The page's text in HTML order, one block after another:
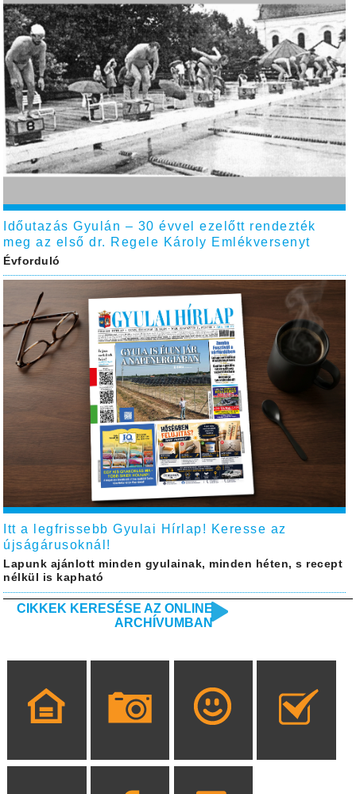
Időutazás Gyulán – 30 évvel ezelőtt rendezték
meg az első dr. Regele Károly Emlékversenyt
Évforduló
Itt a legfrissebb Gyulai Hírlap! Keresse az
újságárusoknál!
Lapunk ajánlott minden gyulainak, minden héten, s recept
nélkül is kapható
CIKKEK KERESÉSE AZ ONLINE
ARCHÍVUMBAN